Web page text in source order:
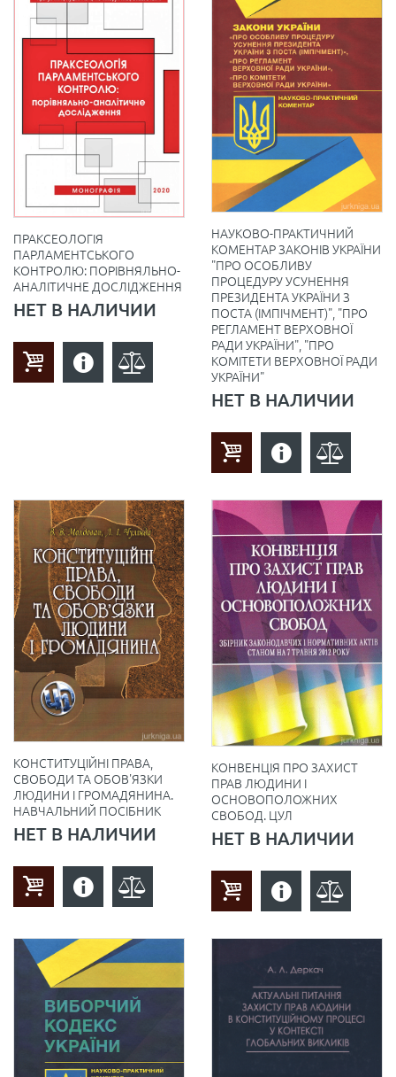
ПРАКСЕОЛОГІЯ
ПАРЛАМЕНТСЬКОГО
КОНТРОЛЮ: ПОРІВНЯЛЬНО-
АНАЛІТИЧНЕ ДОСЛІДЖЕННЯ
НЕТ В НАЛИЧИИ
НАУКОВО-ПРАКТИЧНИЙ
КОМЕНТАР ЗАКОНІВ УКРАЇНИ
"ПРО ОСОБЛИВУ
ПРОЦЕДУРУ УСУНЕННЯ
ПРЕЗИДЕНТА УКРАЇНИ З
ПОСТА (ІМПІЧМЕНТ)", "ПРО
РЕГЛАМЕНТ ВЕРХОВНОЇ
РАДИ УКРАЇНИ", "ПРО
КОМІТЕТИ ВЕРХОВНОЇ РАДИ
УКРАЇНИ"
НЕТ В НАЛИЧИИ
КОНСТИТУЦІЙНІ ПРАВА,
СВОБОДИ ТА ОБОВ'ЯЗКИ
ЛЮДИНИ І ГРОМАДЯНИНА.
НАВЧАЛЬНИЙ ПОСІБНИК
НЕТ В НАЛИЧИИ
КОНВЕНЦІЯ ПРО ЗАХИСТ
ПРАВ ЛЮДИНИ І
ОСНОВОПОЛОЖНИХ
СВОБОД. ЦУЛ
НЕТ В НАЛИЧИИ